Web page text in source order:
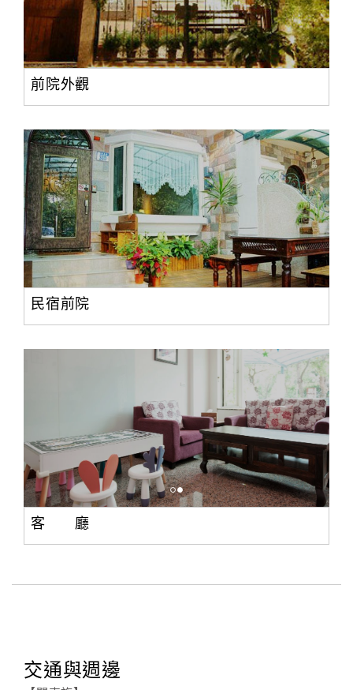
前院外觀
民宿前院
客 廳
交通與週邊